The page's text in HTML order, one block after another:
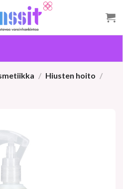
/ Hiusten hoito /